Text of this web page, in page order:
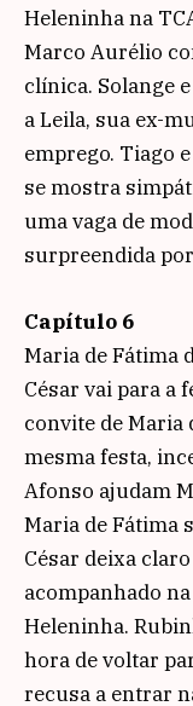
Heleninha na
Marco Aurélio
clínica. Solange
a Leila, sua ex-
emprego. Tiago
se mostra
uma vaga de
surpreendida
Capítulo 6
Maria de Fátima
César vai para a
convite de Maria
mesma festa,
Afonso ajudam
Maria de Fátima
César deixa
acompanhado
Heleninha.
hora de voltar
recusa a entrar